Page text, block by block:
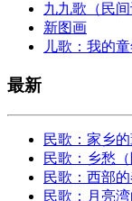
九九歌（民
新图画
儿歌：我的
最新
民歌：家乡
民歌：乡愁（
民歌：西部
民歌：月亮